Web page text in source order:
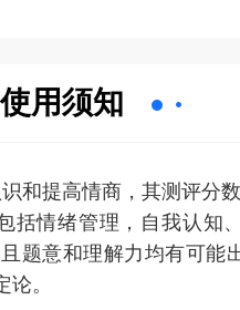
使用须知
和提高情商，其测评分数
括情绪管理，自我认知
题意和理解力均有可能
。